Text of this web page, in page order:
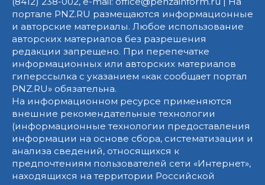
портале PNZ.RU размещаются информационные
и авторские материалы. Любое использование
авторских материалов без разрешения
редакции запрещено. При перепечатке
информационных или авторских материалов
гиперссылка с указанием «как сообщает портал
PNZ.RU» обязательна.
На информационном ресурсе применяются
внешние рекомендательные технологии
(информационные технологии предоставления
информации на основе сбора, систематизации и
анализа сведений, относящихся к
предпочтениям пользователей сети «Интернет»,
находящихся на территории Российской